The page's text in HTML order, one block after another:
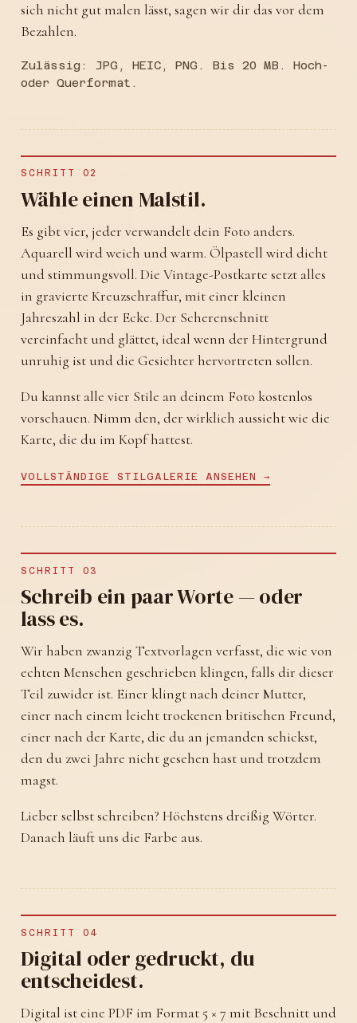
sich nicht gut malen lässt, sagen wir dir das vor dem
Bezahlen.
Zulässig: JPG, HEIC, PNG. Bis 20 MB. Hoch-
oder Querformat.
SCHRITT 02
Wähle einen Malstil.
Es gibt vier, jeder verwandelt dein Foto anders.
Aquarell wird weich und warm. Ölpastell wird dicht
und stimmungsvoll. Die Vintage-Postkarte setzt alles
in gravierte Kreuzschraffur, mit einer kleinen
Jahreszahl in der Ecke. Der Scherenschnitt
vereinfacht und glättet, ideal wenn der Hintergrund
unruhig ist und die Gesichter hervortreten sollen.
Du kannst alle vier Stile an deinem Foto kostenlos
vorschauen. Nimm den, der wirklich aussieht wie die
Karte, die du im Kopf hattest.
VOLLSTÄNDIGE STILGALERIE ANSEHEN →
SCHRITT 03
Schreib ein paar Worte — oder
lass es.
Wir haben zwanzig Textvorlagen verfasst, die wie von
echten Menschen geschrieben klingen, falls dir dieser
Teil zuwider ist. Einer klingt nach deiner Mutter,
einer nach einem leicht trockenen britischen Freund,
einer nach der Karte, die du an jemanden schickst,
den du zwei Jahre nicht gesehen hast und trotzdem
magst.
Lieber selbst schreiben? Höchstens dreißig Wörter.
Danach läuft uns die Farbe aus.
SCHRITT 04
Digital oder gedruckt, du
entscheidest.
Digital ist eine PDF im Format 5 × 7 mit Beschnitt und